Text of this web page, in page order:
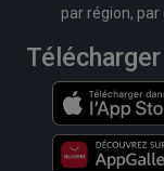
par région,
Télécharger